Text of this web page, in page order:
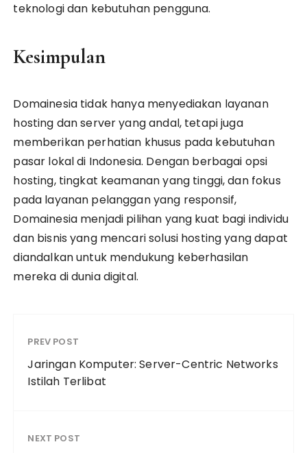
teknologi dan kebutuhan pengguna.
Kesimpulan
Domainesia tidak hanya menyediakan layanan
hosting dan server yang andal, tetapi juga
memberikan perhatian khusus pada kebutuhan
pasar lokal di Indonesia. Dengan berbagai opsi
hosting, tingkat keamanan yang tinggi, dan fokus
pada layanan pelanggan yang responsif,
Domainesia menjadi pilihan yang kuat bagi individu
dan bisnis yang mencari solusi hosting yang dapat
diandalkan untuk mendukung keberhasilan
mereka di dunia digital.
PREV POST
Jaringan Komputer: Server-Centric Networks
Istilah Terlibat
NEXT POST